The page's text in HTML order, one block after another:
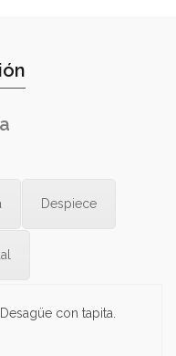
Despiece
con tapita.